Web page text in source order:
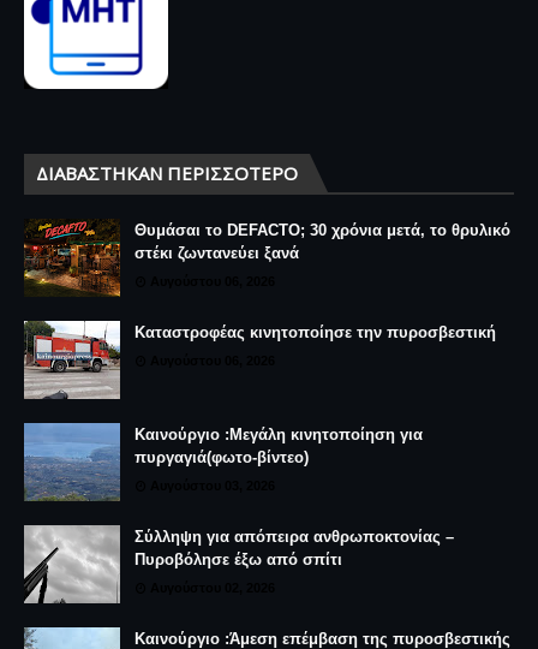
ΔΙΑΒΆΣΤΗΚΑΝ ΠΕΡΙΣΣΌΤΕΡΟ
Θυμάσαι το DEFACTO; 30 χρόνια μετά, το θρυλικό
στέκι ζωντανεύει ξανά
Καταστροφέας κινητοποίησε την πυροσβεστική
Καινούργιο :Μεγάλη κινητοποίηση για
πυργαγιά(φωτο-βίντεο)
Σύλληψη για απόπειρα ανθρωποκτονίας –
Πυροβόλησε έξω από σπίτι
Καινούργιο :Άμεση επέμβαση της πυροσβεστικής